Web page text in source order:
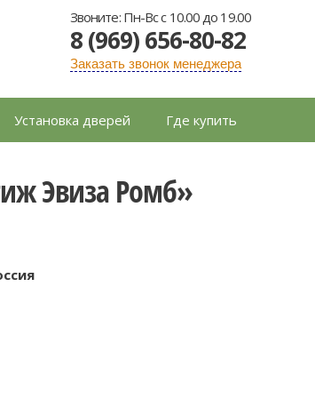
Звоните: Пн-Вс с 10.00 до 19.00
8 (969) 656-80-82
Заказать звонок менеджера
Установка дверей Где купить
Эвиза Ромб»